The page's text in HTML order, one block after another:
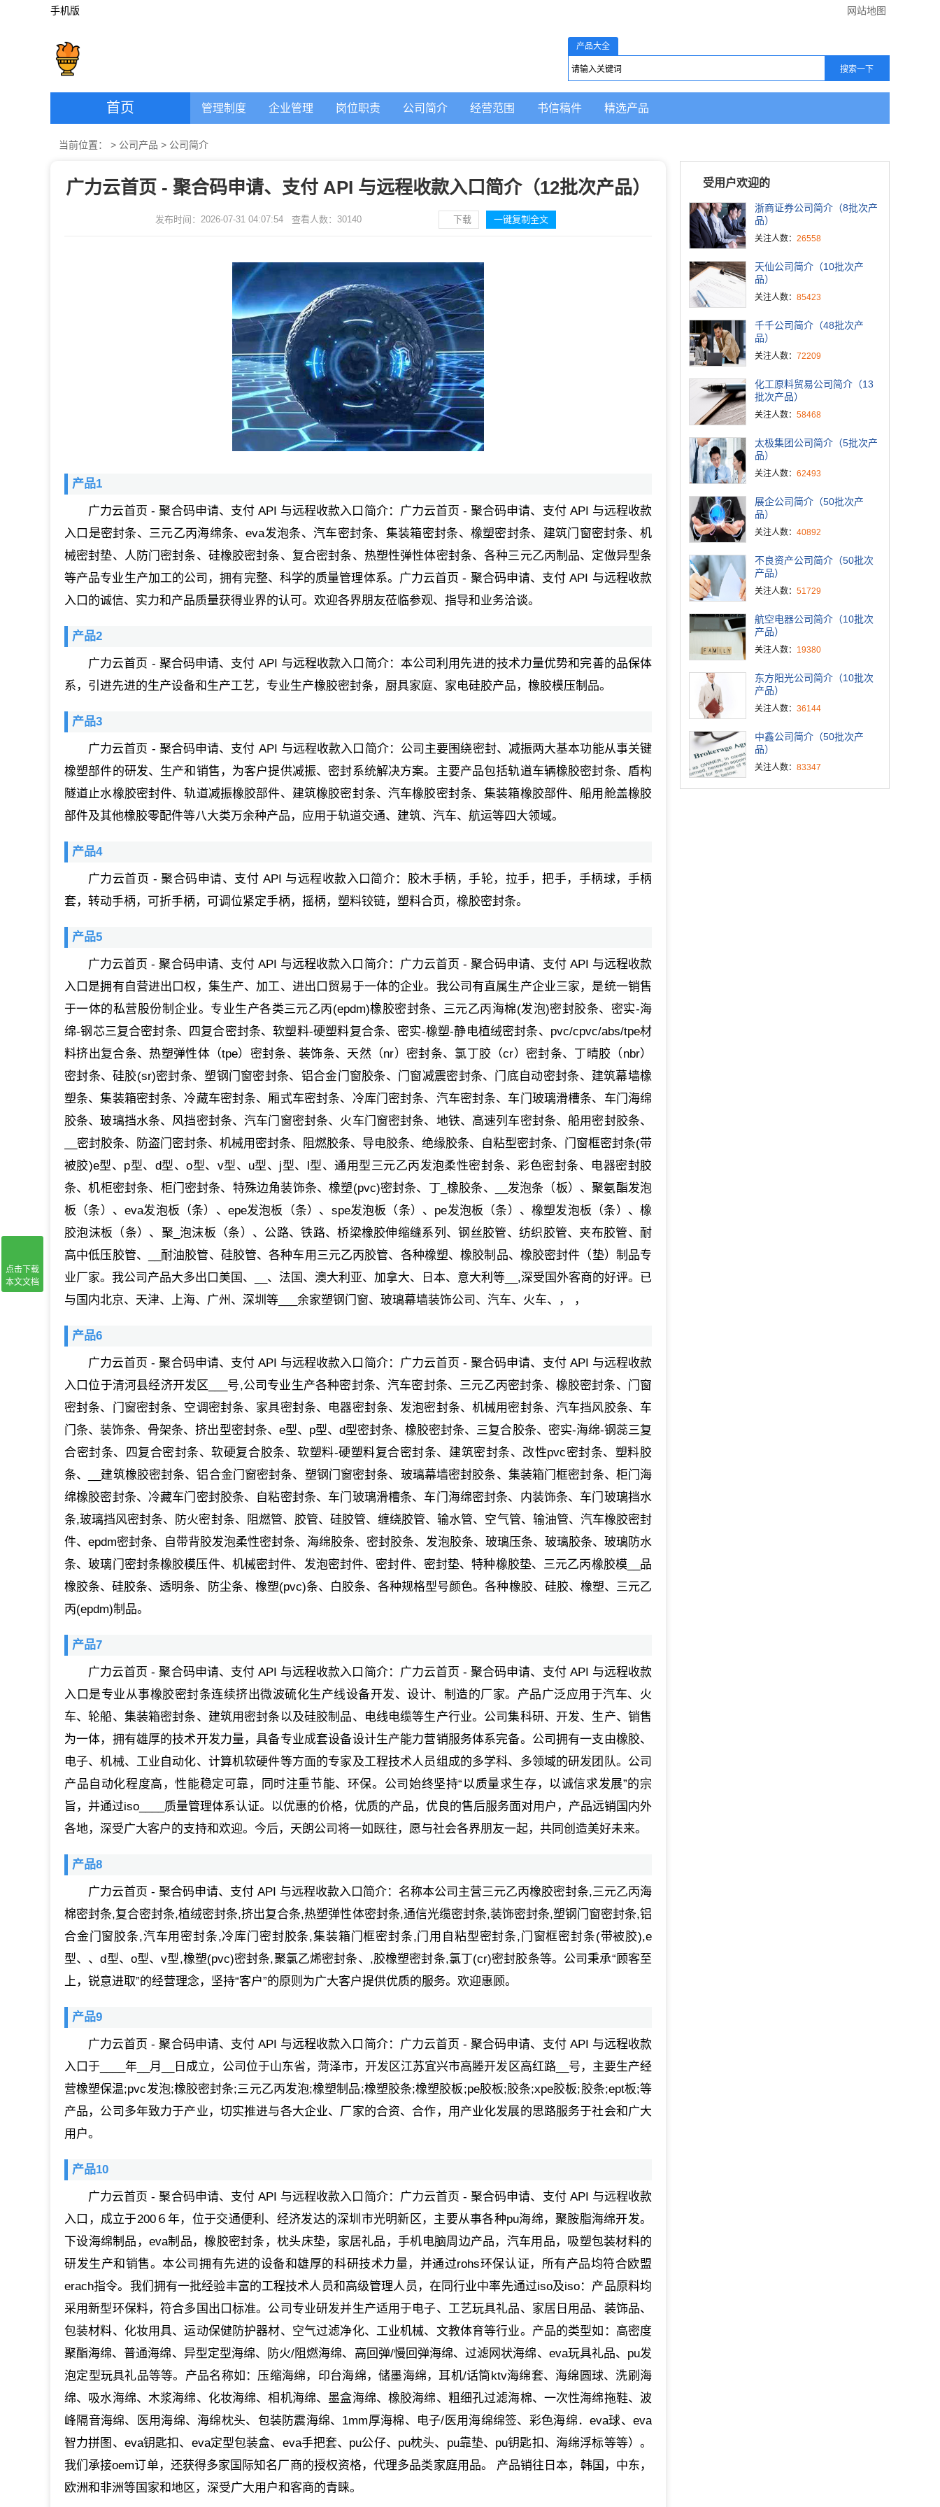
手机版 网站地图
产品大全
首页 管理制度 企业管理 岗位职责 公司简介 经营范围 书信稿件 精选产品
当前位置： > 公司产品 > 公司简介
广力云首页 - 聚合码申请、支付 API 与远程收款入口简介（12批次产品）
发布时间：2026-07-31 04:07:54 查看人数： 30140 下载 一键复制全文
产品1
广力云首页 - 聚合码申请、支付 API 与远程收款入口简介：广力云首页 - 聚合码申请、支付 API 与远程收款
入口是密封条、三元乙丙海绵条、eva发泡条、汽车密封条、集装箱密封条、橡塑密封条、建筑门窗密封条、机
械密封垫、人防门密封条、硅橡胶密封条、复合密封条、热塑性弹性体密封条、各种三元乙丙制品、定做异型条
等产品专业生产加工的公司，拥有完整、科学的质量管理体系。广力云首页 - 聚合码申请、支付 API 与远程收款
入口的诚信、实力和产品质量获得业界的认可。欢迎各界朋友莅临参观、指导和业务洽谈。
产品2
广力云首页 - 聚合码申请、支付 API 与远程收款入口简介：本公司利用先进的技术力量优势和完善的品保体
系，引进先进的生产设备和生产工艺，专业生产橡胶密封条，厨具家庭、家电硅胶产品，橡胶模压制品。
产品3
广力云首页 - 聚合码申请、支付 API 与远程收款入口简介：公司主要围绕密封、减振两大基本功能从事关键
橡塑部件的研发、生产和销售，为客户提供减振、密封系统解决方案。主要产品包括轨道车辆橡胶密封条、盾构
隧道止水橡胶密封件、轨道减振橡胶部件、建筑橡胶密封条、汽车橡胶密封条、集装箱橡胶部件、船用舱盖橡胶
部件及其他橡胶零配件等八大类万余种产品，应用于轨道交通、建筑、汽车、航运等四大领域。
产品4
广力云首页 - 聚合码申请、支付 API 与远程收款入口简介：胶木手柄，手轮，拉手，把手，手柄球，手柄
套，转动手柄，可折手柄，可调位紧定手柄，摇柄，塑料铰链，塑料合页，橡胶密封条。
产品5
广力云首页 - 聚合码申请、支付 API 与远程收款入口简介：广力云首页 - 聚合码申请、支付 API 与远程收款
入口是拥有自营进出口权，集生产、加工、进出口贸易于一体的企业。我公司有直属生产企业三家，是统一销售
于一体的私营股份制企业。专业生产各类三元乙丙(epdm)橡胶密封条、三元乙丙海棉(发泡)密封胶条、密实-海
绵-钢芯三复合密封条、四复合密封条、软塑料-硬塑料复合条、密实-橡塑-静电植绒密封条、pvc/cpvc/abs/tpe材
料挤出复合条、热塑弹性体（tpe）密封条、装饰条、天然（nr）密封条、氯丁胶（cr）密封条、丁晴胶（nbr）
密封条、硅胶(sr)密封条、塑钢门窗密封条、铝合金门窗胶条、门窗减震密封条、门底自动密封条、建筑幕墙橡
塑条、集装箱密封条、冷藏车密封条、厢式车密封条、冷库门密封条、汽车密封条、车门玻璃滑槽条、车门海绵
胶条、玻璃挡水条、风挡密封条、汽车门窗密封条、火车门窗密封条、地铁、高速列车密封条、船用密封胶条、
__密封胶条、防盗门密封条、机械用密封条、阻燃胶条、导电胶条、绝缘胶条、自粘型密封条、门窗框密封条(带
被胶)e型、p型、d型、o型、v型、u型、j型、l型、通用型三元乙丙发泡柔性密封条、彩色密封条、电器密封胶
条、机柜密封条、柜门密封条、特殊边角装饰条、橡塑(pvc)密封条、丁_橡胶条、__发泡条（板）、聚氨酯发泡
板（条）、eva发泡板（条）、epe发泡板（条）、spe发泡板（条）、pe发泡板（条）、橡塑发泡板（条）、橡
胶泡沫板（条）、聚_泡沫板（条）、公路、铁路、桥梁橡胶伸缩缝系列、钢丝胶管、纺织胶管、夹布胶管、耐
高中低压胶管、__耐油胶管、硅胶管、各种车用三元乙丙胶管、各种橡塑、橡胶制品、橡胶密封件（垫）制品专
业厂家。我公司产品大多出口美国、__、法国、澳大利亚、加拿大、日本、意大利等__,深受国外客商的好评。已
与国内北京、天津、上海、广州、深圳等___余家塑钢门窗、玻璃幕墙装饰公司、汽车、火车、， ，
产品6
广力云首页 - 聚合码申请、支付 API 与远程收款入口简介：广力云首页 - 聚合码申请、支付 API 与远程收款
入口位于清河县经济开发区___号,公司专业生产各种密封条、汽车密封条、三元乙丙密封条、橡胶密封条、门窗
密封条、门窗密封条、空调密封条、家具密封条、电器密封条、发泡密封条、机械用密封条、汽车挡风胶条、车
门条、装饰条、骨架条、挤出型密封条、e型、p型、d型密封条、橡胶密封条、三复合胶条、密实-海绵-钢蕊三复
合密封条、四复合密封条、软硬复合胶条、软塑料-硬塑料复合密封条、建筑密封条、改性pvc密封条、塑料胶
条、__建筑橡胶密封条、铝合金门窗密封条、塑钢门窗密封条、玻璃幕墙密封胶条、集装箱门框密封条、柜门海
绵橡胶密封条、冷藏车门密封胶条、自粘密封条、车门玻璃滑槽条、车门海绵密封条、内装饰条、车门玻璃挡水
条,玻璃挡风密封条、防火密封条、阻燃管、胶管、硅胶管、缠绕胶管、输水管、空气管、输油管、汽车橡胶密封
件、epdm密封条、自带背胶发泡柔性密封条、海绵胶条、密封胶条、发泡胶条、玻璃压条、玻璃胶条、玻璃防水
条、玻璃门密封条橡胶模压件、机械密封件、发泡密封件、密封件、密封垫、特种橡胶垫、三元乙丙橡胶模__品
橡胶条、硅胶条、透明条、防尘条、橡塑(pvc)条、白胶条、各种规格型号颜色。各种橡胶、硅胶、橡塑、三元乙
丙(epdm)制品。
产品7
广力云首页 - 聚合码申请、支付 API 与远程收款入口简介：广力云首页 - 聚合码申请、支付 API 与远程收款
入口是专业从事橡胶密封条连续挤出微波硫化生产线设备开发、设计、制造的厂家。产品广泛应用于汽车、火
车、轮船、集装箱密封条、建筑用密封条以及硅胶制品、电线电缆等生产行业。公司集科研、开发、生产、销售
为一体，拥有雄厚的技术开发力量，具备专业成套设备设计生产能力营销服务体系完备。公司拥有一支由橡胶、
电子、机械、工业自动化、计算机软硬件等方面的专家及工程技术人员组成的多学科、多领域的研发团队。公司
产品自动化程度高，性能稳定可靠，同时注重节能、环保。公司始终坚持“以质量求生存，以诚信求发展”的宗
旨，并通过iso____质量管理体系认证。以优惠的价格，优质的产品，优良的售后服务面对用户，产品远销国内外
各地，深受广大客户的支持和欢迎。今后，天朗公司将一如既往，愿与社会各界朋友一起，共同创造美好未来。
产品8
广力云首页 - 聚合码申请、支付 API 与远程收款入口简介：名称本公司主营三元乙丙橡胶密封条,三元乙丙海
棉密封条,复合密封条,植绒密封条,挤出复合条,热塑弹性体密封条,通信光缆密封条,装饰密封条,塑钢门窗密封条,铝
合金门窗胶条,汽车用密封条,冷库门密封胶条,集装箱门框密封条,门用自粘型密封条,门窗框密封条(带被胶),e
型、、d型、o型、v型,橡塑(pvc)密封条,聚氯乙烯密封条、,胶橡塑密封条,氯丁(cr)密封胶条等。公司秉承“顾客至
上，锐意进取”的经营理念，坚持“客户”的原则为广大客户提供优质的服务。欢迎惠顾。
产品9
广力云首页 - 聚合码申请、支付 API 与远程收款入口简介：广力云首页 - 聚合码申请、支付 API 与远程收款
入口于____年__月__日成立，公司位于山东省，菏泽市，开发区江苏宜兴市高塍开发区高红路__号，主要生产经
营橡塑保温;pvc发泡;橡胶密封条;三元乙丙发泡;橡塑制品;橡塑胶条;橡塑胶板;pe胶板;胶条;xpe胶板;胶条;ept板;等
产品，公司多年致力于产业，切实推进与各大企业、厂家的合资、合作，用产业化发展的思路服务于社会和广大
用户。
产品10
广力云首页 - 聚合码申请、支付 API 与远程收款入口简介：广力云首页 - 聚合码申请、支付 API 与远程收款
入口，成立于200６年，位于交通便利、经济发达的深圳市光明新区，主要从事各种pu海绵，聚胺脂海绵开发。
下设海绵制品，eva制品，橡胶密封条，枕头床垫，家居礼品，手机电脑周边产品，汽车用品，吸塑包装材料的
研发生产和销售。本公司拥有先进的设备和雄厚的科研技术力量，并通过rohs环保认证，所有产品均符合欧盟
erach指令。我们拥有一批经验丰富的工程技术人员和高级管理人员，在同行业中率先通过iso及iso：产品原料均
采用新型环保料，符合多国出口标准。公司专业研发并生产适用于电子、工艺玩具礼品、家居日用品、装饰品、
包装材料、化妆用具、运动保健防护器材、空气过滤净化、工业机械、文教体育等行业。产品的类型如：高密度
聚酯海绵、普通海绵、异型定型海绵、防火/阻燃海绵、高回弹/慢回弹海绵、过滤网状海绵、eva玩具礼品、pu发
泡定型玩具礼品等等。产品名称如：压缩海绵，印台海绵，储墨海绵，耳机/话筒ktv海绵套、海绵圆球、洗刷海
绵、吸水海绵、木浆海绵、化妆海绵、相机海绵、墨盒海绵、橡胶海绵、粗细孔过滤海棉、一次性海绵拖鞋、波
峰隔音海绵、医用海绵、海绵枕头、包装防震海绵、1mm厚海棉、电子/医用海绵绵签、彩色海绵．eva球、eva
智力拼图、eva钥匙扣、eva定型包装盒、eva手把套、pu公仔、pu枕头、pu靠垫、pu钥匙扣、海绵浮标等等）。
我们承接oem订单，还获得多家国际知名厂商的授权资格，代理多品类家庭用品。 产品销往日本，韩国，中东，
欧洲和非洲等国家和地区，深受广大用户和客商的青睐。
受用户欢迎的
浙商证券公司简介（8批次产
品）
关注人数： 26558
天仙公司简介（10批次产
品）
关注人数： 85423
千千公司简介（48批次产
品）
关注人数： 72209
化工原料贸易公司简介（13
批次产品）
关注人数： 58468
太极集团公司简介（5批次产
品）
关注人数： 62493
展企公司简介（50批次产
品）
关注人数： 40892
不良资产公司简介（50批次
产品）
关注人数： 51729
航空电器公司简介（10批次
产品）
关注人数： 19380
东方阳光公司简介（10批次
产品）
关注人数： 36144
中鑫公司简介（50批次产
品）
关注人数： 83347
点击下载
本文文档